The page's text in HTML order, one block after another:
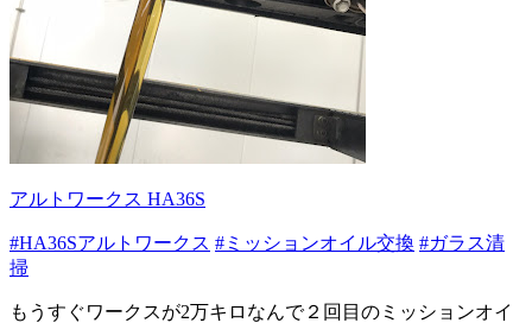
アルトワークス HA36S
#HA36Sアルトワークス #ミッションオイル交換 #ガラス清
掃
もうすぐワークスが2万キロなんで２回目のミッションオイ